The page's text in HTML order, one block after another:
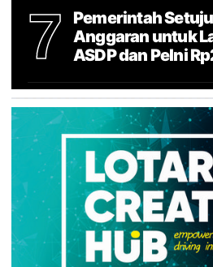
7
Pemerintah
Anggaran untuk
ASDP dan Pelni